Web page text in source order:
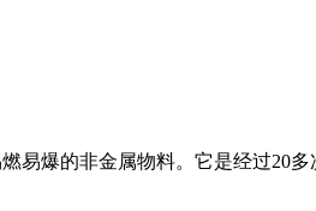
易爆的非金属物料。它是经过20